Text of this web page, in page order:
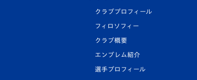
クラブプロフィール
フィロソフィー
クラブ概要
エンブレム紹介
選手プロフィール